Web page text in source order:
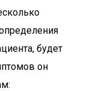
будет
он